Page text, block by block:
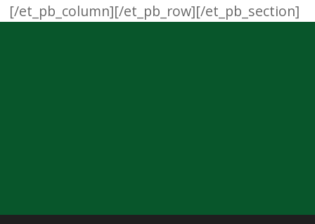
[/et_pb_column][/et_pb_row][/et_pb_section]